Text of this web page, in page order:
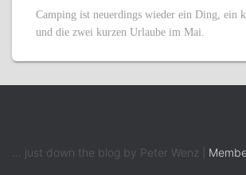
Camping ist neuerdings wieder ein Ding, ein
und die zwei kurzen Urlaube im Mai.
... just down the blog by Peter Wenz |